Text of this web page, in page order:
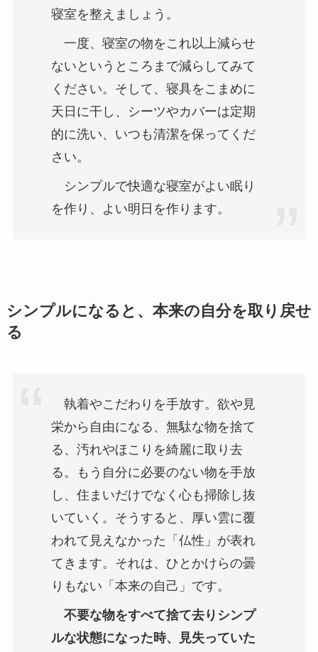
寝室を整えましょう。
一度、寝室の物をこれ以上減らせ
ないというところまで減らしてみて
ください。そして、寝具をこまめに
天日に干し、シーツやカバーは定期
的に洗い、いつも清潔を保ってくだ
さい。
シンプルで快適な寝室がよい眠り
を作り、よい明日を作ります。
シンプルになると、本来の自分を取り戻せ
る
執着やこだわりを手放す。欲や見
栄から自由になる、無駄な物を捨て
る、汚れやほこりを綺麗に取り去
る。もう自分に必要のない物を手放
し、住まいだけでなく心も掃除し抜
いていく。そうすると、厚い雲に覆
われて見えなかった「仏性」が表れ
てきます。それは、ひとかけらの曇
りもない「本来の自己」です。
不要な物をすべて捨て去りシンプ
ルな状態になった時、見失っていた